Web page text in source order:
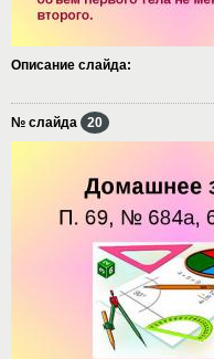
Описание слайда:
№ слайда 20